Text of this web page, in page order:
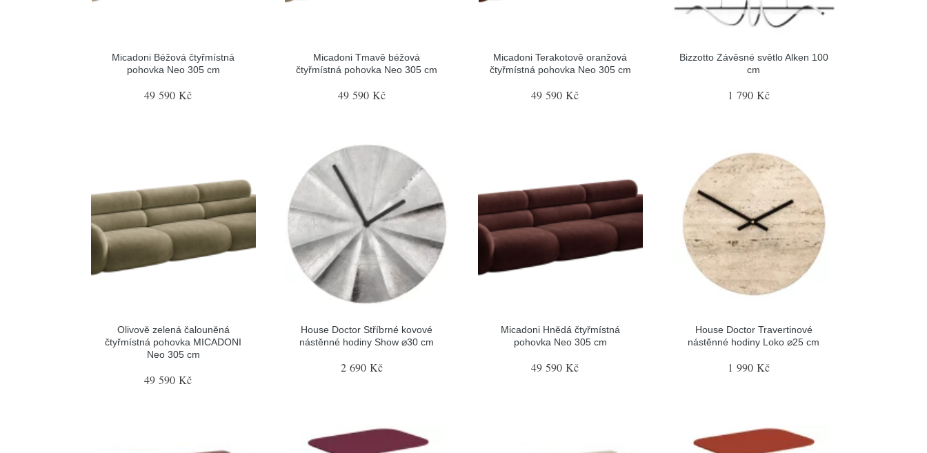
Micadoni Béžová čtyřmístná
pohovka Neo 305 cm
49 590 Kč
Micadoni Tmavě béžová
čtyřmístná pohovka Neo 305 cm
49 590 Kč
Micadoni Terakotově oranžová
čtyřmístná pohovka Neo 305 cm
49 590 Kč
Bizzotto Závěsné světlo Alken 100
cm
1 790 Kč
Olivově zelená čalouněná
čtyřmístná pohovka MICADONI
Neo 305 cm
49 590 Kč
House Doctor Stříbrné kovové
nástěnné hodiny Show ⌀30 cm
2 690 Kč
Micadoni Hnědá čtyřmístná
pohovka Neo 305 cm
49 590 Kč
House Doctor Travertinové
nástěnné hodiny Loko ⌀25 cm
1 990 Kč